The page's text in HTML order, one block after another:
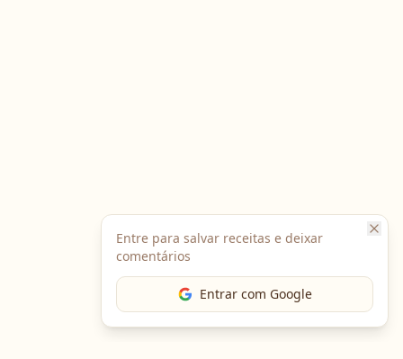
Entre para salvar receitas e deixar
comentários
Entrar com Google